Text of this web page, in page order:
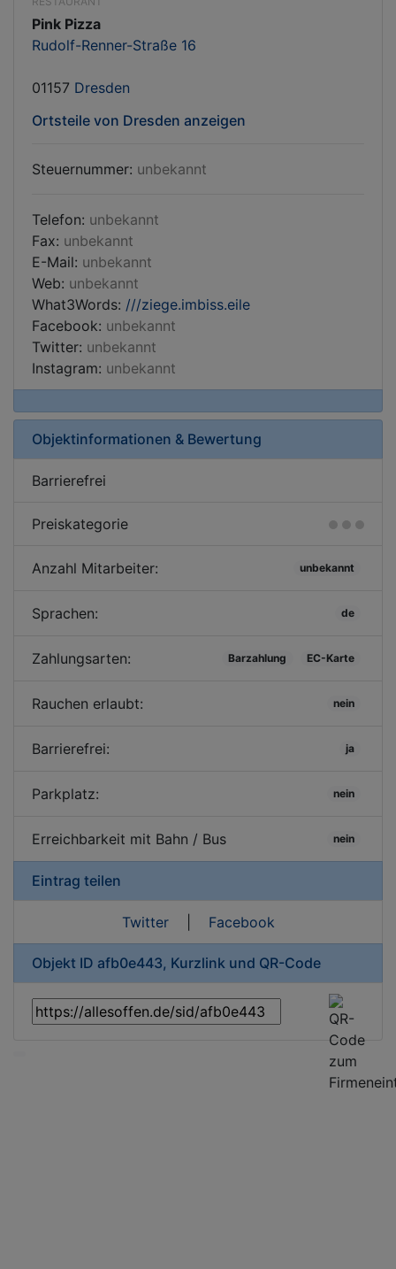
Pink Pizza
Rudolf-Renner-Straße 16
01157 Dresden
Ortsteile von Dresden anzeigen
Steuernummer: unbekannt
Telefon: unbekannt
Fax: unbekannt
E-Mail: unbekannt
Web: unbekannt
What3Words: ///ziege.imbiss.eile
Facebook: unbekannt
Twitter: unbekannt
Instagram: unbekannt
Objektinformationen & Bewertung
Barrierefrei
Preiskategorie
Anzahl Mitarbeiter: unbekannt
Sprachen: de
Zahlungsarten: Barzahlung EC-Karte
Rauchen erlaubt: nein
Barrierefrei: ja
Parkplatz: nein
Erreichbarkeit mit Bahn / Bus nein
Eintrag teilen
Twitter| Facebook
Objekt ID afb0e443, Kurzlink und QR-Code